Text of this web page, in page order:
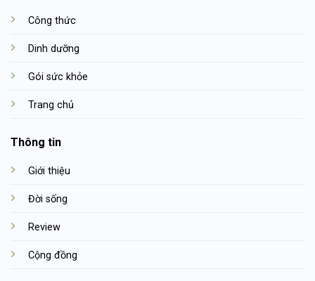
Công thức
Dinh dưỡng
Gói sức khỏe
Trang chủ
Thông tin
Giới thiệu
Đời sống
Review
Cộng đồng